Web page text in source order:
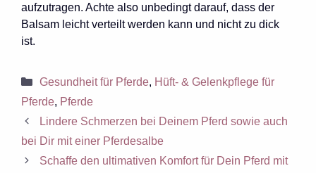
aufzutragen. Achte also unbedingt darauf, dass der
Balsam leicht verteilt werden kann und nicht zu dick
ist.
Kategorien
Gesundheit für Pferde, Hüft- & Gelenkpflege für
Pferde, Pferde
Lindere Schmerzen bei Deinem Pferd sowie auch
bei Dir mit einer Pferdesalbe
Schaffe den ultimativen Komfort für Dein Pferd mit